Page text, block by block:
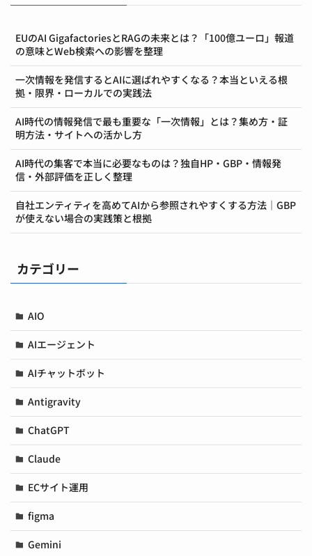
EUのAI GigafactoriesとRAGの未来とは？「100億ユーロ」報道
の意味とWeb検索への影響を整理
一次情報を発信するとAIに選ばれやすくなる？本当といえる根
拠・限界・ローカルでの実践法
AI時代の情報発信で最も重要な「一次情報」とは？集め方・証
明方法・サイトへの活かし方
AI時代の集客で本当に必要なものは？独自HP・GBP・情報発
信・外部評価を正しく整理
自社エンティティを高めてAIから参照されやすくする方法｜GBP
が使えない場合の実践策と根拠
カテゴリー
AIO
AIエージェント
AIチャットボット
Antigravity
ChatGPT
Claude
ECサイト運用
figma
Gemini